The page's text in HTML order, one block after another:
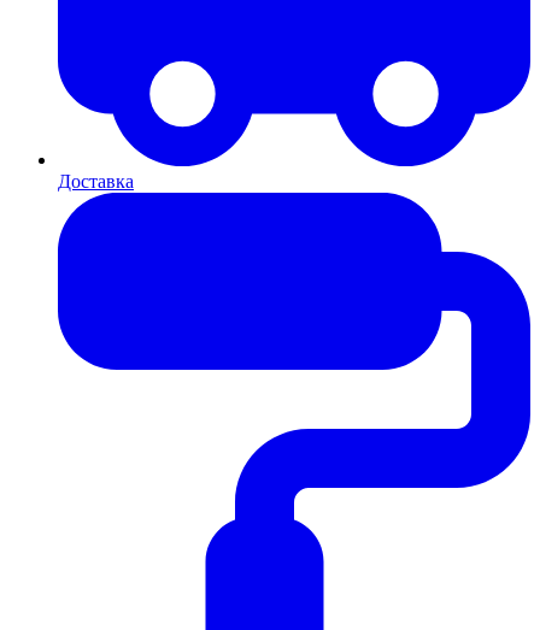
Доставка